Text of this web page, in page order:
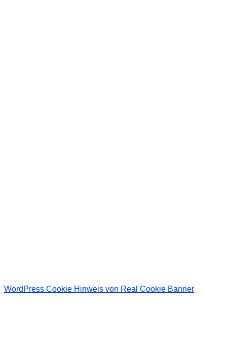
WordPress Cookie Hinweis von Real Cookie Banner